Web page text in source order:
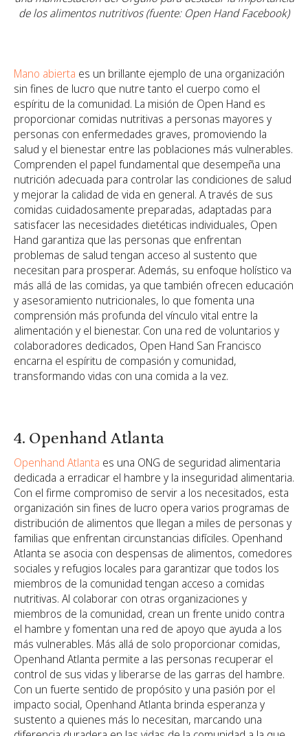
de los alimentos nutritivos (fuente: Open Hand Facebook)
Mano abierta es un brillante ejemplo de una organización
sin fines de lucro que nutre tanto el cuerpo como el
espíritu de la comunidad. La misión de Open Hand es
proporcionar comidas nutritivas a personas mayores y
personas con enfermedades graves, promoviendo la
salud y el bienestar entre las poblaciones más vulnerables.
Comprenden el papel fundamental que desempeña una
nutrición adecuada para controlar las condiciones de salud
y mejorar la calidad de vida en general. A través de sus
comidas cuidadosamente preparadas, adaptadas para
satisfacer las necesidades dietéticas individuales, Open
Hand garantiza que las personas que enfrentan
problemas de salud tengan acceso al sustento que
necesitan para prosperar. Además, su enfoque holístico va
más allá de las comidas, ya que también ofrecen educación
y asesoramiento nutricionales, lo que fomenta una
comprensión más profunda del vínculo vital entre la
alimentación y el bienestar. Con una red de voluntarios y
colaboradores dedicados, Open Hand San Francisco
encarna el espíritu de compasión y comunidad,
transformando vidas con una comida a la vez.
4. Openhand Atlanta
Openhand Atlanta es una ONG de seguridad alimentaria
dedicada a erradicar el hambre y la inseguridad alimentaria.
Con el firme compromiso de servir a los necesitados, esta
organización sin fines de lucro opera varios programas de
distribución de alimentos que llegan a miles de personas y
familias que enfrentan circunstancias difíciles. Openhand
Atlanta se asocia con despensas de alimentos, comedores
sociales y refugios locales para garantizar que todos los
miembros de la comunidad tengan acceso a comidas
nutritivas. Al colaborar con otras organizaciones y
miembros de la comunidad, crean un frente unido contra
el hambre y fomentan una red de apoyo que ayuda a los
más vulnerables. Más allá de solo proporcionar comidas,
Openhand Atlanta permite a las personas recuperar el
control de sus vidas y liberarse de las garras del hambre.
Con un fuerte sentido de propósito y una pasión por el
impacto social, Openhand Atlanta brinda esperanza y
sustento a quienes más lo necesitan, marcando una